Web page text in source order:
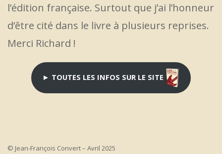
l’édition française. Surtout que j’ai l’honneur
d’être cité dans le livre à plusieurs reprises.
Merci Richard !
► TOUTES LES INFOS SUR LE SITE
© Jean-François Convert – Avril 2025